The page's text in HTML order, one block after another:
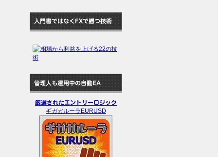
入門書ではなくFXで勝つ技術
管理人も運用中の自動EA
厳選されたエントリーロジック
ギガガルーラEURUSD